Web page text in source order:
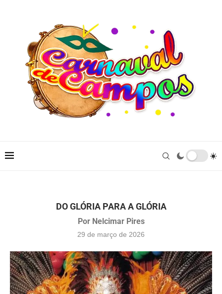
DO GLÓRIA PARA A GLÓRIA
Por Nelcimar Pires
29 de março de 2026